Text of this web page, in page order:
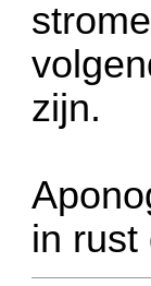
zijn.
in rust